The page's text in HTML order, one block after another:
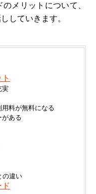
メリットについて、
していきます。
実
料が無料になる
がある
の違い